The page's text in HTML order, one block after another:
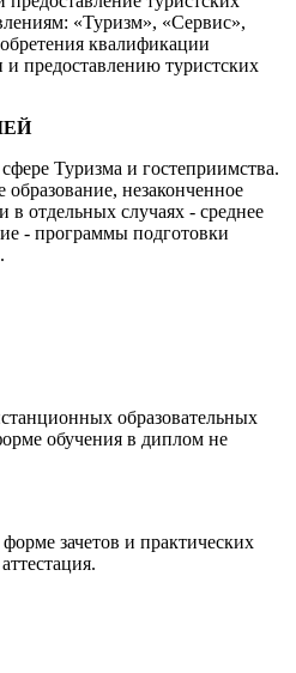
«Туризм», «Сервис»,
квалификации
предоставлению туристских
Туризма и гостеприимства.
незаконченное
в отдельных случаях - среднее
- программы подготовки
образовательных
обучения в диплом не
зачетов и практических